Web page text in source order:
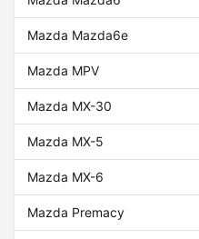
Mazda Mazda6e
Mazda MPV
Mazda MX-30
Mazda MX-5
Mazda MX-6
Mazda Premacy